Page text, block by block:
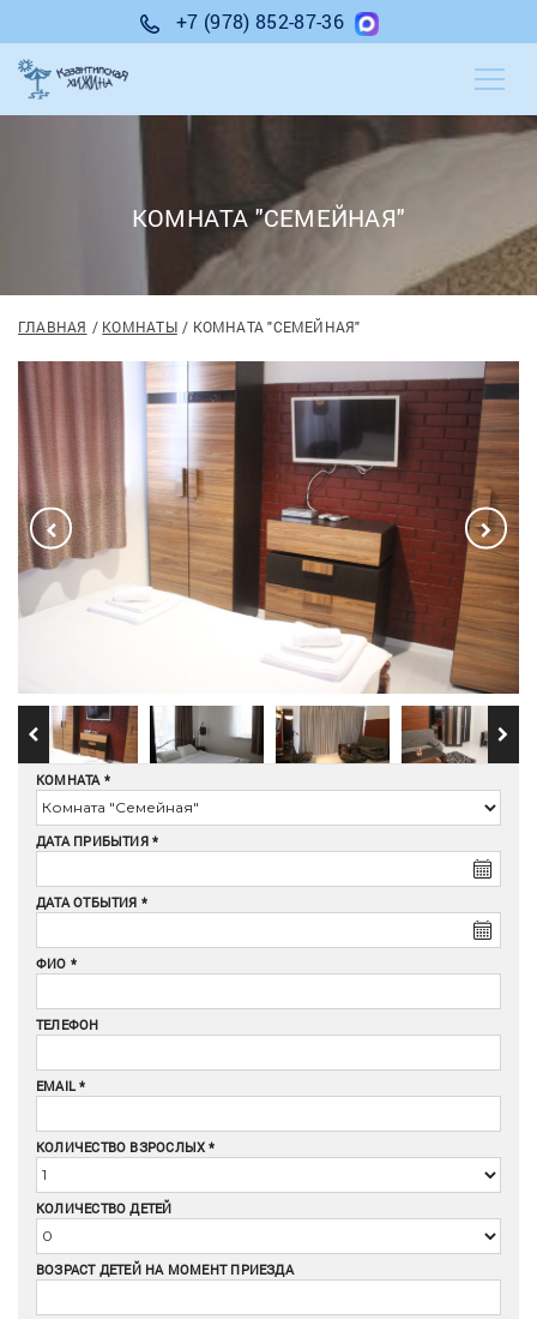
+7 (978) 852-87-36
КОМНАТА "СЕМЕЙНАЯ"
ГЛАВНАЯ КОМНАТЫ КОМНАТА "СЕМЕЙНАЯ"
КОМНАТА
ДАТА ПРИБЫТИЯ
ДАТА ОТБЫТИЯ
ФИО
ТЕЛЕФОН
EMAIL
КОЛИЧЕСТВО ВЗРОСЛЫХ
КОЛИЧЕСТВО ДЕТЕЙ
ВОЗРАСТ ДЕТЕЙ НА МОМЕНТ ПРИЕЗДА